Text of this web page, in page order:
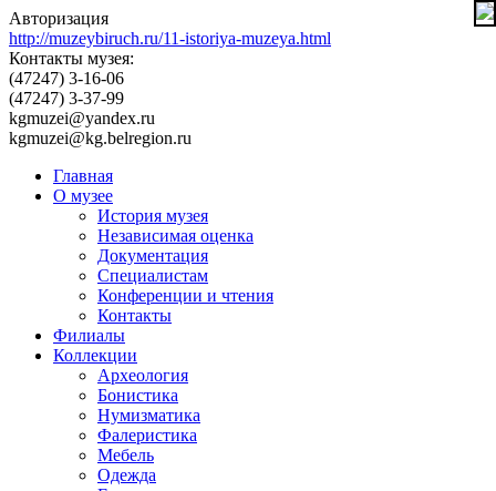
Авторизация
http://muzeybiruch.ru/11-istoriya-muzeya.html
Контакты музея:
(47247) 3-16-06
(47247) 3-37-99
kgmuzei@yandex.ru
kgmuzei@kg.belregion.ru
Главная
О музее
История музея
Независимая оценка
Документация
Специалистам
Конференции и чтения
Контакты
Филиалы
Коллекции
Археология
Бонистика
Нумизматика
Фалеристика
Мебель
Одежда